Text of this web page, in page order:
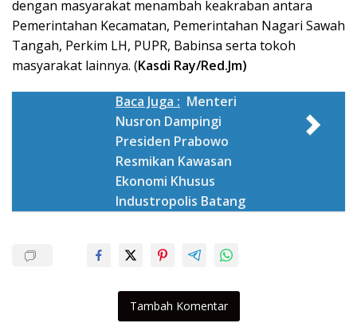
dengan masyarakat menambah keakraban antara
Pemerintahan Kecamatan, Pemerintahan Nagari Sawah
Tangah, Perkim LH, PUPR, Babinsa serta tokoh
masyarakat lainnya. (Kasdi Ray/Red.Jm)
Baca Juga : Menteri
Nusron Dampingi
Presiden Prabowo
Resmikan Kawasan
Ekonomi Khusus
Industropolis Batang
Tambah Komentar